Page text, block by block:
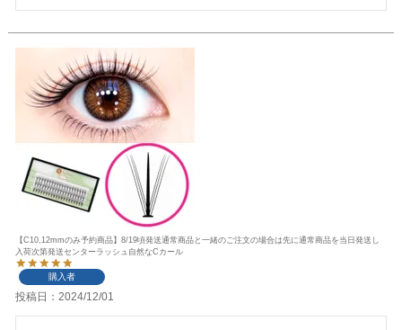
【C10,12mmのみ予約商品】8/19頃発送通常商品と一緒のご注文の場合は先に通常商品を当日発送し
入荷次第発送センターラッシュ自然なCカール
購入者
投稿日 2024/12/01